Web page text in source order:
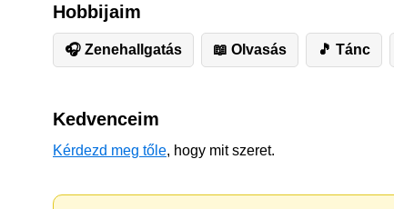
Hobbijaim
🎧 Zenehallgatás 📖 Olvasás 🎵 Tánc
Kedvenceim
Kérdezd meg tőle, hogy mit szeret.